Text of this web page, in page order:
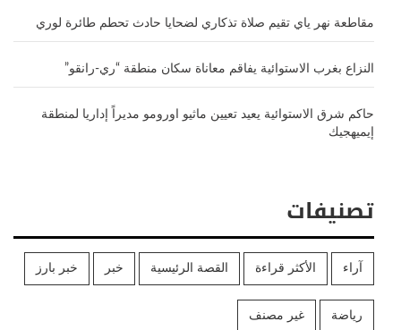
مقاطعة نهر ياي تقيم صلاة تذكاري لضحايا حادث تحطم طائرة لوري
النزاع بغرب الاستوائية يفاقم معاناة سكان منطقة “ري-رانقو”
حاكم شرق الاستوائية يعيد تعيين ماثيو اورومو مديراً إداريا لمنطقة
إيميهجيك
تصنيفات
آراء الأكثر قراءة القصة الرئيسية خبر خبر بارز
رياضة غير مصنف